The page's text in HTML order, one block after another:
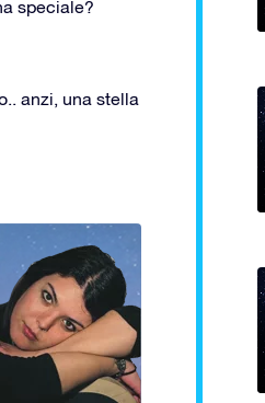
speciale?
anzi, una stella